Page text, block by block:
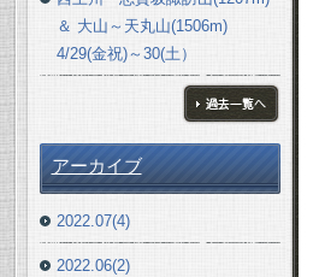
＆ 大山～天丸山(1506m)
4/29(金祝)～30(土）
アーカイブ
2022.07(4)
2022.06(2)